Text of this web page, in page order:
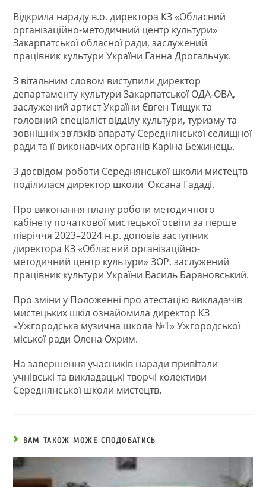
Відкрила нараду в.о. директора КЗ «Обласний
організаційно-методичний центр культури»
Закарпатської обласної ради, заслужений
працівник культури України Ганна Дрогальчук.
З вітальним словом виступили директор
департаменту культури Закарпатської ОДА-ОВА,
заслужений артист України Євген Тищук та
головний спеціаліст відділу культури, туризму та
зовнішніх зв’язків апарату Середнянської селищної
ради та її виконавчих органів Каріна Бежинець.
З досвідом роботи Середнянської школи мистецтв
поділилася директор школи Оксана Гададі.
Про виконання плану роботи методичного
кабінету початкової мистецької освіти за перше
півріччя 2023–2024 н.р. доповів заступник
директора КЗ «Обласний організаційно-
методичний центр культури» ЗОР, заслужений
працівник культури України Василь Барановський.
Про зміни у Положенні про атестацію викладачів
мистецьких шкіл ознайомила директор КЗ
«Ужгородська музична школа №1» Ужгородської
міської ради Олена Охрим.
На завершення учасників наради привітали
учнівські та викладацькі творчі колективи
Середнянської школи мистецтв.
ВАМ ТАКОЖ МОЖЕ СПОДОБАТИСЬ